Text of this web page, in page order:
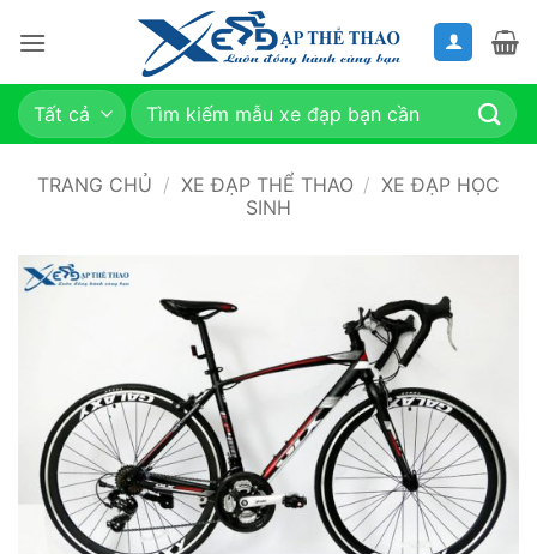
qua
dung
Tìm
kiếm:
TRANG CHỦ / XE ĐẠP THỂ THAO / XE ĐẠP HỌC
SINH